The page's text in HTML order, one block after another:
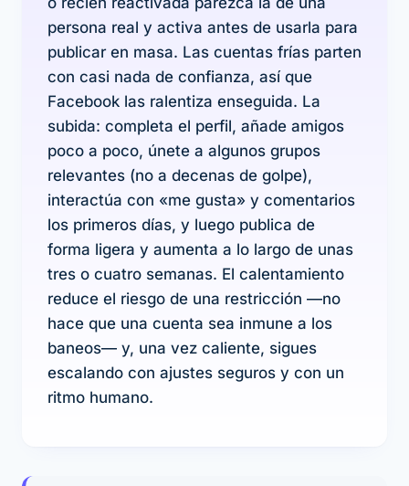
persona real y activa antes de usarla para
publicar en masa. Las cuentas frías parten
con casi nada de confianza, así que
Facebook las ralentiza enseguida. La
subida: completa el perfil, añade amigos
poco a poco, únete a algunos grupos
relevantes (no a decenas de golpe),
interactúa con «me gusta» y comentarios
los primeros días, y luego publica de
forma ligera y aumenta a lo largo de unas
tres o cuatro semanas. El calentamiento
reduce el riesgo de una restricción —no
hace que una cuenta sea inmune a los
baneos— y, una vez caliente, sigues
escalando con ajustes seguros y con un
ritmo humano.